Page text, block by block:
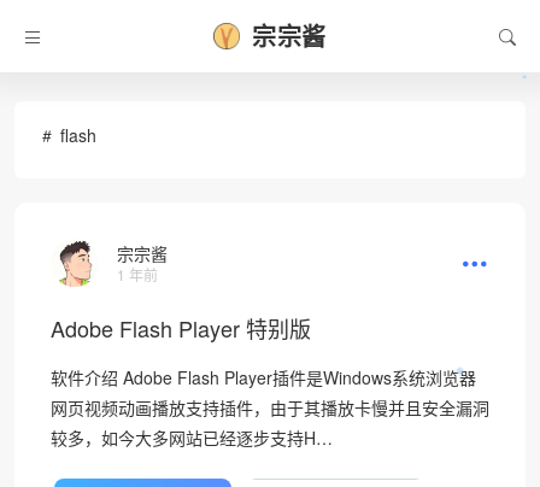
❅
宗宗酱
flash
宗宗酱
1 年前
Adobe Flash Player 特别版
软件介绍 Adobe Flash Player插件是Windows系统浏览器
网页视频动画播放支持插件，由于其播放卡慢并且安全漏洞
较多，如今大多网站已经逐步支持H…